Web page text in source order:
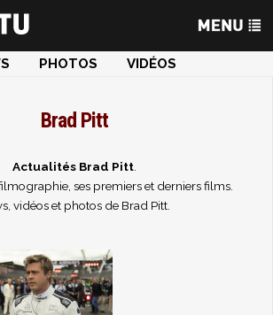
PHOTOS
VIDÉOS
Brad Pitt
Actualités Brad Pitt.
ses premiers et derniers films.
vidéos et photos de Brad Pitt.